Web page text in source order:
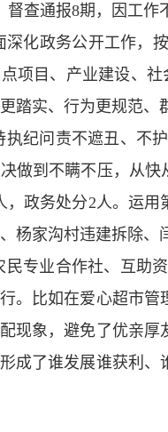
督查通报8期，因工作
深化政务公开工作，
项目、产业建设、
踏实、行为更规范、
执纪问责不遮丑、不
做到不瞒不压，从快
，政务处分2人。运用
杨家沟村违建拆除、
民专业合作社、互助
。比如在爱心超市
现象，避免了优亲
成了谁发展谁获利